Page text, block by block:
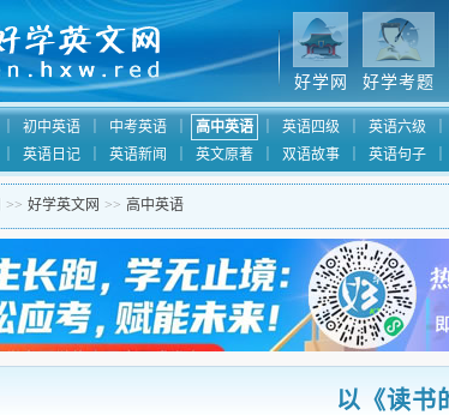
好学网 好学考题
初中英语 中考英语 高中英语 英语四级 英语六级
英语日记 英语新闻 英文原著 双语故事 英语句子
>> 好学英文网 >> 高中英语
以《读书